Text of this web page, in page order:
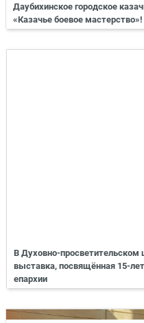
Даубихинское городское
«Казачье боевое
В Духовно-просветительском
выставка, посвящённая 15-
епархии